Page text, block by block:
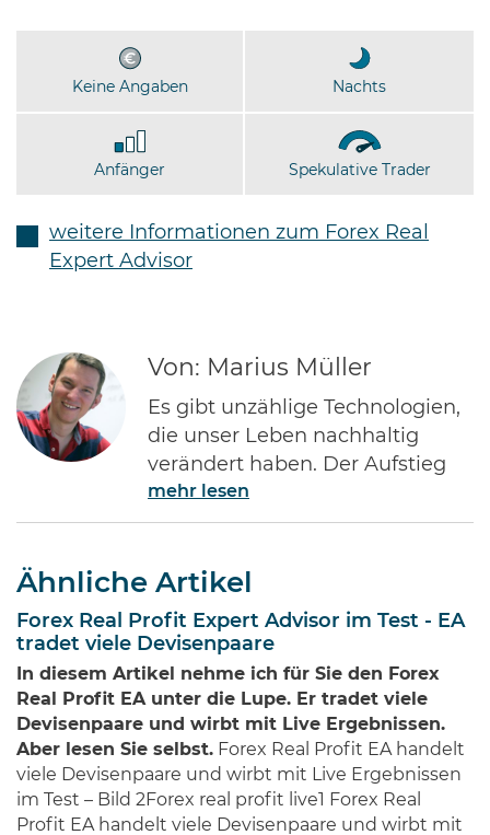
Keine Angaben Nachts
Anfänger Spekulative Trader
weitere Informationen zum Forex Real
Expert Advisor
Von: Marius Müller
Es gibt unzählige Technologien,
die unser Leben nachhaltig
verändert haben. Der Aufstieg
des Internets gehört ohne Frage
zu den Bedeutendsten. Namen
Bill Gates von Microsoft dürften
jedem Investor geläufig sein.
Diese Männer haben Imperien
erschaffen und gleichzeitig
Millionen von Anlegern auf der
ganzen Welt …
mehr lesen
Ähnliche Artikel
Forex Real Profit Expert Advisor im Test - EA
tradet viele Devisenpaare
In diesem Artikel nehme ich für Sie den Forex
Real Profit EA unter die Lupe. Er tradet viele
Devisenpaare und wirbt mit Live Ergebnissen.
Aber lesen Sie selbst. Forex Real Profit EA handelt
viele Devisenpaare und wirbt mit Live Ergebnissen
im Test – Bild 2Forex real profit live1 Forex Real
Profit EA handelt viele Devisenpaare und wirbt mit